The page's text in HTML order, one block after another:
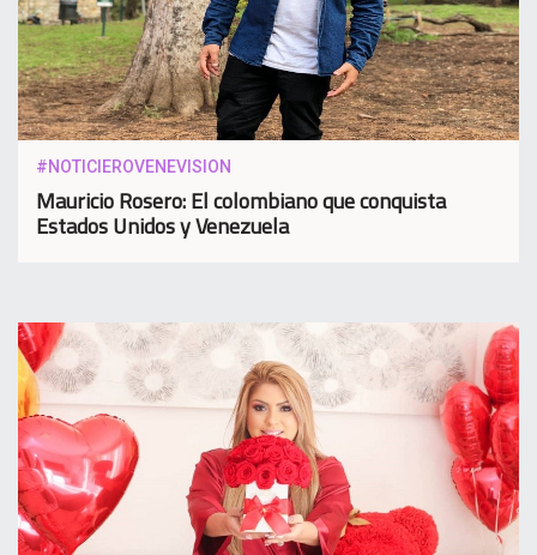
#NOTICIEROVENEVISION
Mauricio Rosero: El colombiano que conquista
Estados Unidos y Venezuela